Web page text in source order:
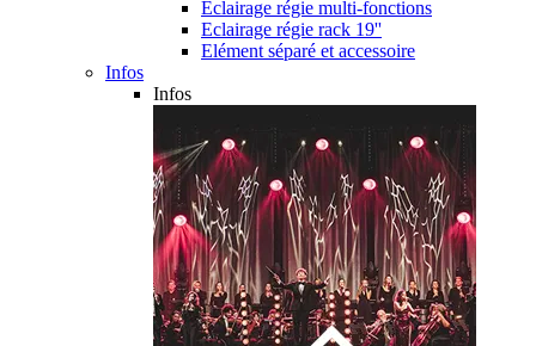
Eclairage régie multi-fonctions
Eclairage régie rack 19''
Elément séparé et accessoire
Infos
Infos